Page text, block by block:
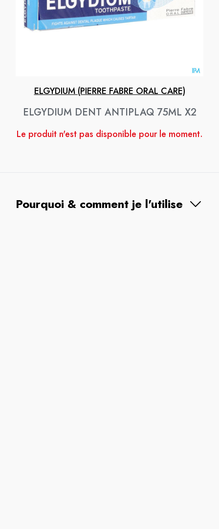
ELGYDIUM (PIERRE FABRE ORAL CARE)
ELGYDIUM DENT ANTIPLAQ 75ML X2
Le produit n'est pas disponible pour le moment.
Pourquoi & comment je l'utilise